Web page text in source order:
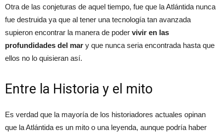
Otra de las conjeturas de aquel tiempo, fue que la Atlántida nunca
fue destruida ya que al tener una tecnología tan avanzada
supieron encontrar la manera de poder vivir en las
profundidades del mar y que nunca seria encontrada hasta que
ellos no lo quisieran así.
Entre la Historia y el mito
Es verdad que la mayoría de los historiadores actuales opinan
que la Atlántida es un mito o una leyenda, aunque podría haber